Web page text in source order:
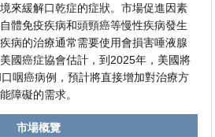
來緩解口乾症的症狀。市場促進因素
體免疫疾病和頭頸癌等慢性疾病發生
病的治療通常需要使用會損害唾液腺
國癌症協會估計，到2025年，美國將
咽癌病例，預計將直接增加對治療方
障礙的需求。
市場概覽